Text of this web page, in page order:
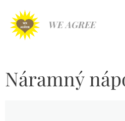
WE AGREE
Náramný